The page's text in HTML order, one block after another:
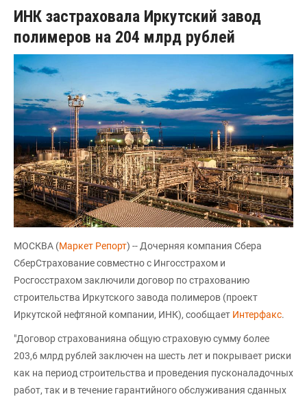
ИНК застраховала Иркутский завод
полимеров на 204 млрд рублей
МОСКВА (Маркет Репорт) -- Дочерняя компания Сбера
СберСтрахование совместно с Ингосстрахом и
Росгосстрахом заключили договор по страхованию
строительства Иркутского завода полимеров (проект
Иркутской нефтяной компании, ИНК), сообщает Интерфакс.
"Договор страхованияна общую страховую сумму более
203,6 млрд рублей заключен на шесть лет и покрывает риски
как на период строительства и проведения пусконаладочных
работ, так и в течение гарантийного обслуживания сданных